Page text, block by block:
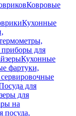
Ковровые
Кухонные
для
Кухонные
фартуки,
для
для
на
посуда,